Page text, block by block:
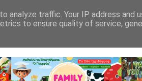
Παρουσίαση του βιβλίου «Εντολή
analyze traffic. Your IP address and
to ensure quality of service,